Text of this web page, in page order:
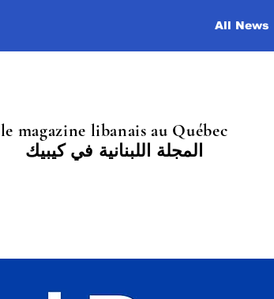
All News
le magazine libanais au Québec
المجلة اللبنانية في كيبيك